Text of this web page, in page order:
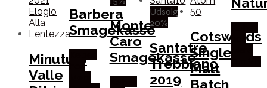
Minutulo
Valle
Barbera
Smagekasse
hos
Monte
Caro
Smagekasse
Udsalg
20%
Santatre
Trebbiano
2019
Cotswolds
Single
Malt
Batch
hos
Mere
Om Vin